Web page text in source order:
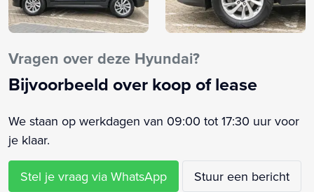
Audio installatie
Bagage-scheidingsnet
Buitenspiegels elektrisch inklapbaar
Buitenspiegels elektrisch verstel- en verwarmbaar
DAB
Elektrische ramen voor en achter
Elektronische remkrachtverdeling
Elektronisch Stabiliteits Programma
Vragen over deze Hyundai?
Bijvoorbeeld over koop of lease
We staan op werkdagen van 09:00 tot 17:30 uur voor
je klaar.
Stel je vraag via WhatsApp Stuur een bericht